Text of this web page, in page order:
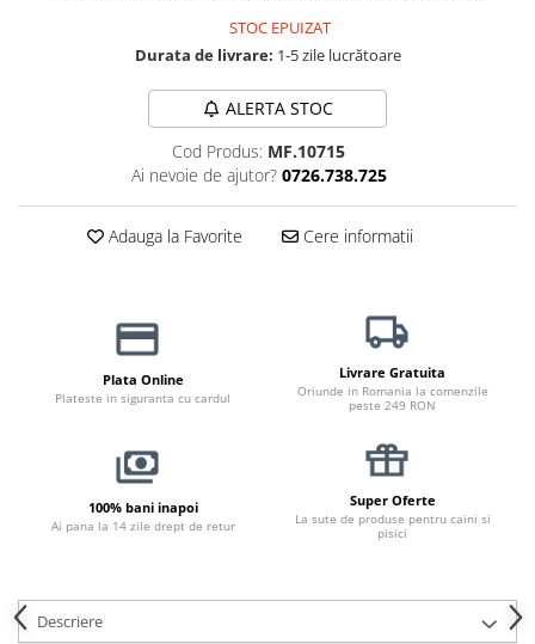
Pisică Senior
Hrană Umedă Pisică
Diete Veterinare Pisică
Uscată
Recompense Pisici
Cremoase
Pernuțe
Proteice
Umede
STOC EPUIZAT
Durata de livrare: 1-5 zile lucrătoare
ALERTA STOC
Cod Produs: MF.10715
Ai nevoie de ajutor? 0726.738.725
Adauga la Favorite Cere informatii
Plata Online
Plateste in siguranta cu cardul
Livrare Gratuita
Oriunde in Romania la comenzile
peste 249 RON
100% bani inapoi
Ai pana la 14 zile drept de retur
Super Oferte
La sute de produse pentru caini si
pisici
Descriere